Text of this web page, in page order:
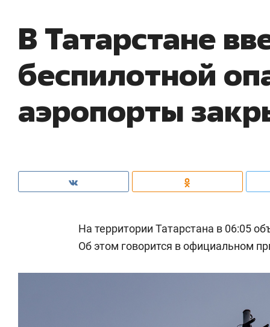
В Татарстане
беспилотной
аэропорты
На территории Татарстана в 06:05
Об этом говорится в официальном